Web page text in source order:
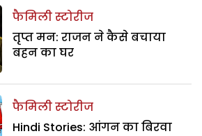
फैमिली स्टोरीज
तृप्त मन: राजन ने कैसे बचाया
बहन का घर
फैमिली स्टोरीज
Hindi Stories: आंगन का बिरवा